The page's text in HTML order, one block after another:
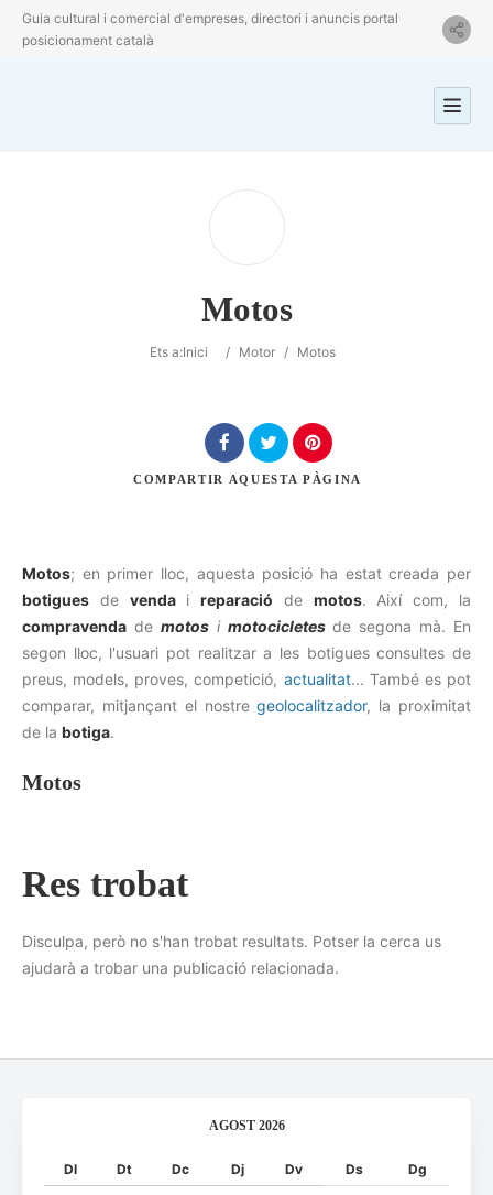
Guia cultural i comercial d'empreses, directori i anuncis portal
posicionament català
Motos
Ets a:Inici / Motor / Motos
COMPARTIR AQUESTA PÀGINA
Motos; en primer lloc, aquesta posició ha estat creada per
botigues de vendaireparació de motos. Així com, la
compravenda de motosi motocicletesde segona mà. En
segon lloc, l'usuari pot realitzar a les botigues consultes de
preus, models, proves, competició, actualitat... També es pot
comparar, mitjançant el nostregeolocalitzador, la proximitat
de la botiga.
Motos
Res trobat
Disculpa, però no s'han trobat resultats. Potser la cerca us
ajudarà a trobar una publicació relacionada.
AGOST 2026
Dl Dt Dc Dj Dv Ds Dg